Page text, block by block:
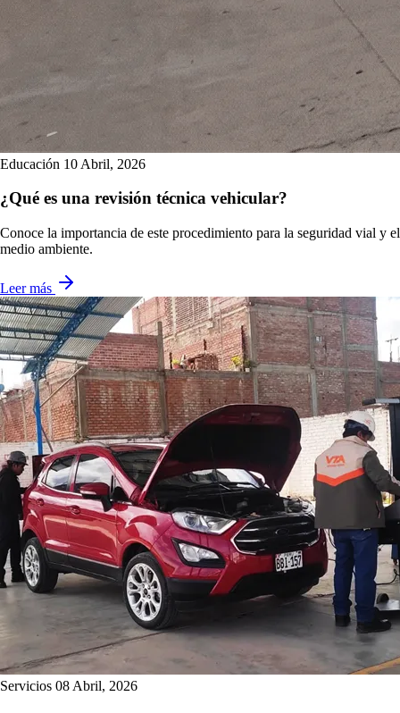
Educación 10 Abril, 2026
¿Qué es una revisión técnica vehicular?
Conoce la importancia de este procedimiento para la seguridad vial y el
medio ambiente.
Leer más
Servicios 08 Abril, 2026